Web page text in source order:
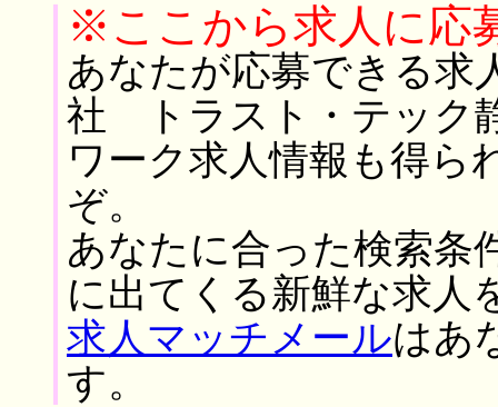
※ここから求人に応
あなたが応募できる求
社 トラスト・テック
ワーク求人情報も得ら
ぞ。
あなたに合った検索条
に出てくる新鮮な求人
求人マッチメールはあ
す。